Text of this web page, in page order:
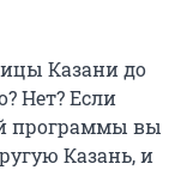
Казани до
Нет? Если
программы вы
Казань, и